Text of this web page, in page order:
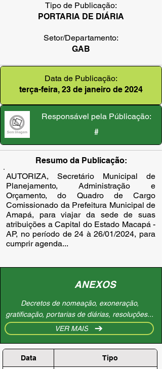
Tipo de Publicação:
PORTARIA DE DIÁRIA
Setor/Departamento:
GAB
Data de Publicação:
terça-feira, 23 de janeiro de 2024
Responsável pela Públicação:
#
Resumo da Publicação:
AUTORIZA, Secretário Municipal de
Planejamento, Administração e
Orçamento, do Quadro de Cargo
Comissionado da Prefeitura Municipal de
Amapá, para viajar da sede de suas
atribuições a Capital do Estado Macapá -
AP, no período de 24 à 26/01/2024, para
cumprir agenda...
ANEXOS
Decretos de nomeação, exoneração,
gratificação, portarias de diárias, resoluções...
VER MAIS
Data Tipo